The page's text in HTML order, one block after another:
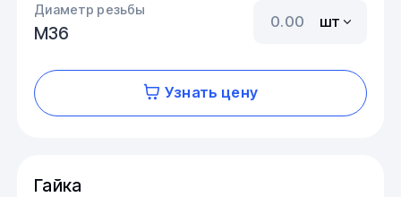
Диаметр резьбы
М36
шт
Узнать цену
Гайка